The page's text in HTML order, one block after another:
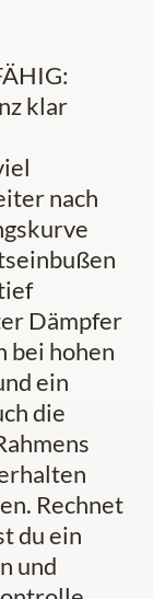
klar
nach
Dämpfer
bei hohen
ein
die
Rechnet
du ein
und